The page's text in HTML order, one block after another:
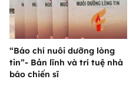
“Báo chí nuôi dưỡng lòng
tin”- Bản lĩnh và trí tuệ nhà
báo chiến sĩ